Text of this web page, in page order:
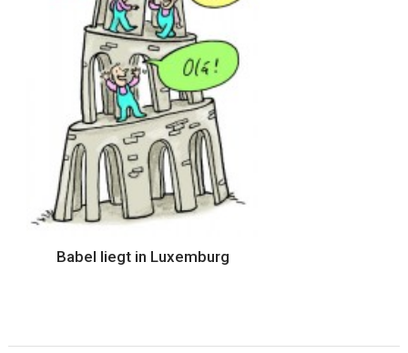
Babel liegt in Luxemburg